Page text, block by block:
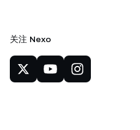
关注 Nexo